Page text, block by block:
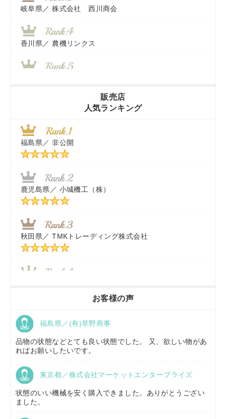
岐阜県／ 株式会社 西川商会
香川県／ 農機リンクス
近江商事合同会社：「茨城中古農建機販売」
千葉県／ 株式会社テクノ・タカ
福岡県／株式会社カドワキ機械（旧ナカガワ農機商会）
東京都／
秋田県／ TMKトレーディング株式会社
販売店
人気ランキング
福島県／ 非公開
鹿児島県／ 小城機工（株）
秋田県／ TMKトレーディング株式会社
京都府／
福島県／(有)草野商事
お客様の声
福島県／(有)草野商事
品物の状態などとても良い状態でした。 又、欲しい物があ
ればお願いしたいです。
東京都／株式会社マーケットエンタープライズ
状態のいい機械を安く購入できました。ありがとうござい
ました。